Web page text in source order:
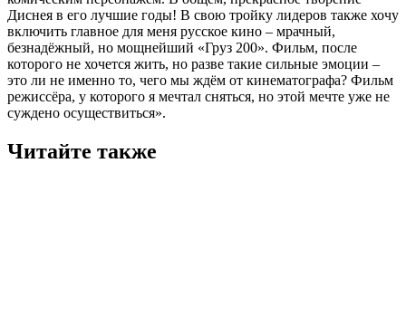
Диснея в его лучшие годы! В свою тройку лидеров также хочу
включить главное для меня русское кино – мрачный,
безнадёжный, но мощнейший «Груз 200». Фильм, после
которого не хочется жить, но разве такие сильные эмоции –
это ли не именно то, чего мы ждём от кинематографа? Фильм
режиссёра, у которого я мечтал сняться, но этой мечте уже не
суждено осуществиться».
Читайте также